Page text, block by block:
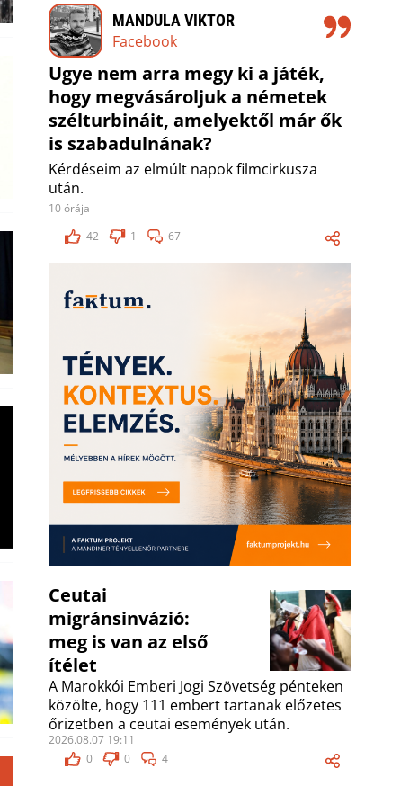
MANDULA VIKTOR
Facebook
Ugye nem arra megy ki a játék,
hogy megvásároljuk a németek
szélturbináit, amelyektől már ők
is szabadulnának?
Kérdéseim az elmúlt napok filmcirkusza
után.
10 órája
42
1 67
Ceutai
migránsinvázió:
meg is van az első
ítélet
A Marokkói Emberi Jogi Szövetség pénteken
közölte, hogy 111 embert tartanak előzetes
őrizetben a ceutai események után.
2026.08.07 19:11
0
0 4